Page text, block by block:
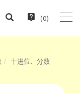
(0)
十进位、分数